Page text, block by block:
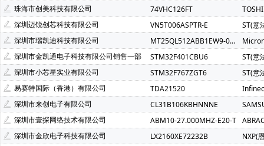
珠海市创美科技有限公司
74VHC126FT
深圳迈锐创芯科技有限公司
VN5T006ASPTR-E
ST(意
深圳市瑞凯迪科技有限公司
MT25QL512ABB1EW9-0SIT
深圳市金凯通电子科技有限公司销售一部
STM32F401CBU6
ST(意
深圳市小芯星实业有限公司
STM32F767ZGT6
ST(意
易赛特国际（香港）有限公司
TDA21520
深圳市来创电子有限公司
CL31B106KBHNNNE
深圳市壹探网络技术有限公司
ABM10-27.000MHZ-E20-T
深圳市金欣电子科技有限公司
LX2160XE72232B
NXP(